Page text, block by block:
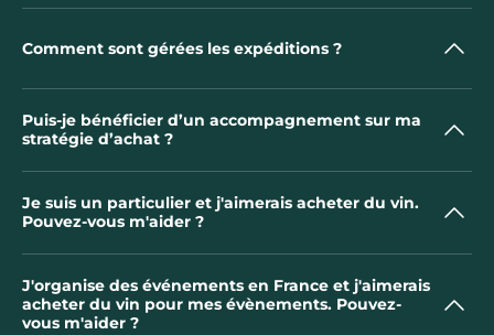
Comment sont gérées les expéditions ?
Puis-je bénéficier d’un accompagnement sur ma
stratégie d’achat ?
Je suis un particulier et j'aimerais acheter du vin.
Pouvez-vous m'aider ?
J'organise des événements en France et j'aimerais
acheter du vin pour mes évènements. Pouvez-
vous m'aider ?